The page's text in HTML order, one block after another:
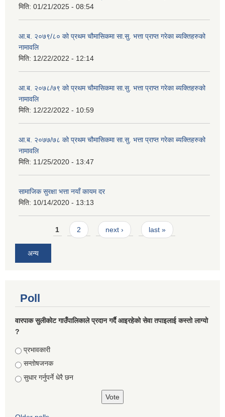
मिति: 01/21/2025 - 08:54
आ.ब. २०७९/८० को प्रथम चौमासिकमा सा.सु. भत्ता प्राप्त गरेका ब्यक्तिहरुको
नामावलि
मिति: 12/22/2022 - 12:14
आ.ब. २०७८/७९ को प्रथम चौमासिकमा सा.सु. भत्ता प्राप्त गरेका ब्यक्तिहरुको
नामावलि
मिति: 12/22/2022 - 10:59
आ.ब. २०७७/७८ को प्रथम चौमासिकमा सा.सु. भत्ता प्राप्त गरेका ब्यक्तिहरुको
नामावलि
मिति: 11/25/2020 - 13:47
सामाजिक सुरक्षा भत्ता नयाँ कायम दर
मिति: 10/14/2020 - 13:13
Pages1 2 next › last »
अन्य
Poll
वारपाक सुलीकोट गाउँपालिकाले प्रदान गर्दै आइरहेको सेवा तपाइलाई कस्तो लाग्यो
?
Choices
प्रभावकारी
सन्तोषजनक
सुधार गर्नुपर्ने धेरै छन